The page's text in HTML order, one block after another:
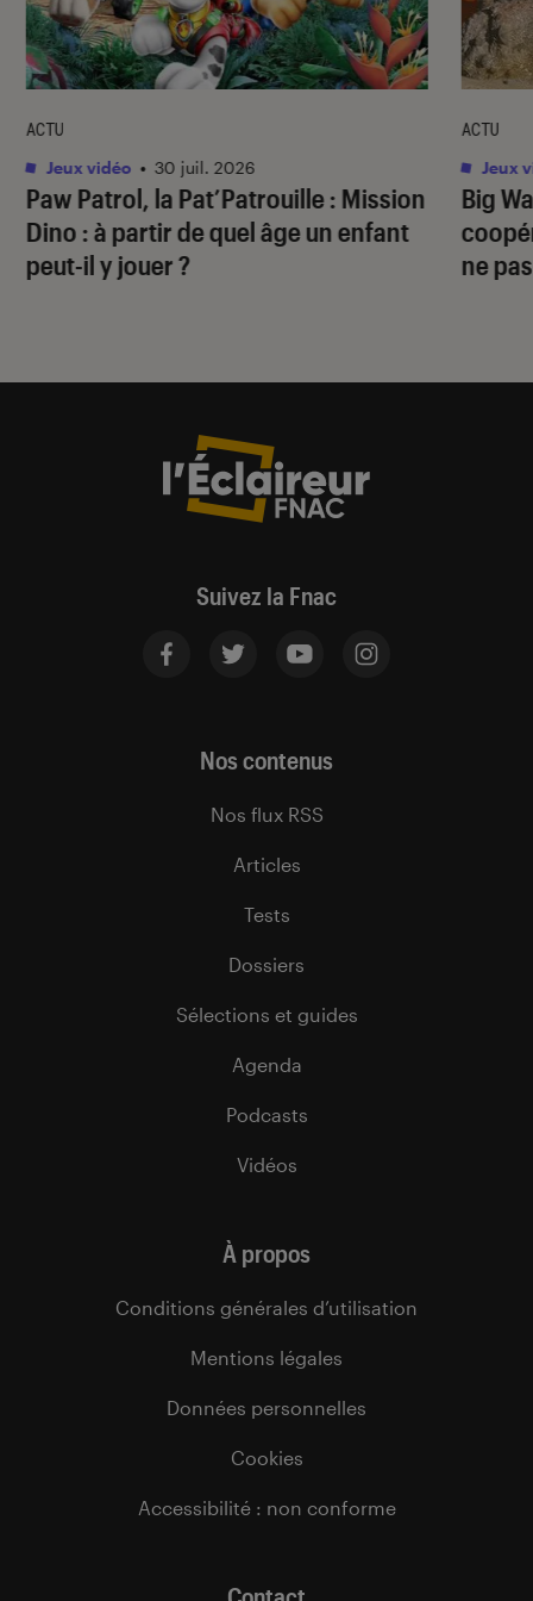
Paw Patrol, la Pat’Patrouille : Mission
Dino : à partir de quel âge un enfant
peut-il y jouer ?
ACTU
Jeux vidéo • 30 juil. 2026
Big
ne
ACTU
Jeux
Suivez la Fnac
Nos contenus
Nos flux RSS
Articles
Tests
Dossiers
Sélections et guides
Agenda
Podcasts
Vidéos
À propos
Conditions générales d’utilisation
Mentions légales
Données personnelles
Cookies
Accessibilité : non conforme